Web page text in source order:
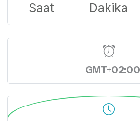
Saat Dakika
GMT+02:00